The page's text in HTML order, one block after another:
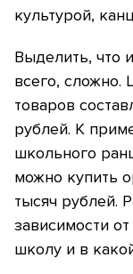
культурой,
Выделить, что
всего,
товаров
рублей. К
школьного
можно купить
тысяч рублей.
зависимости
школу и в